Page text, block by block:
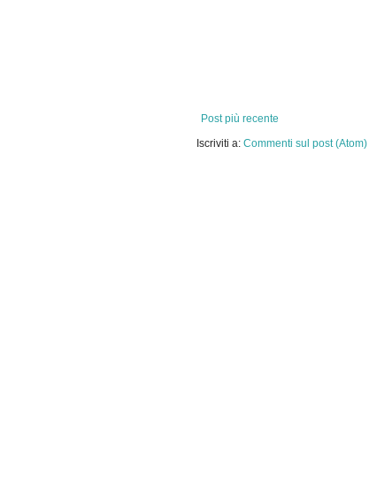
Post più recente
Iscriviti a: Commenti sul post (Atom)